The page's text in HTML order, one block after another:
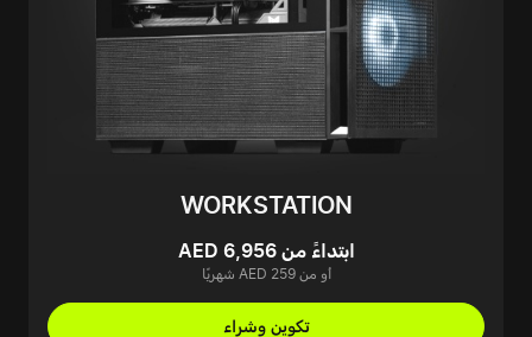
WORKSTATION
ابتداءً من AED 6,956
أو من AED 259 شهريًا
تكوين وشراء